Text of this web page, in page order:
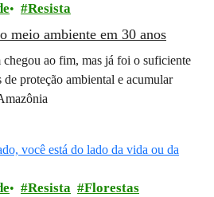
Resista
meio ambiente em 30 anos
ao fim, mas já foi o suficiente
de proteção ambiental e acumular
Resista Florestas